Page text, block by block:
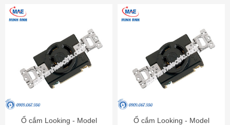
Ổ cắm Looking - Model
Ổ cắm Looking - Model